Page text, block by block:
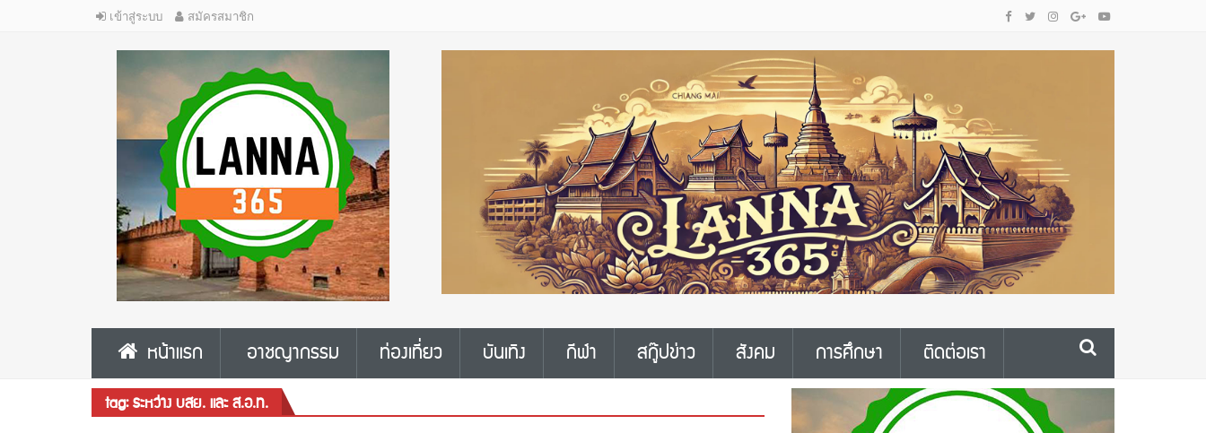
เข้าสู่ระบบ สมัครสมาชิก
หน้าแรก อาชญากรรม ท่องเที่ยว บันเทิง กีฬา สกู๊ปข่าว สังคม การศึกษา ติดต่อเรา
tag: ระหว่าง บสย. และ ส.อ.ท.